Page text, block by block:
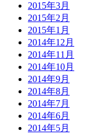
2015年3月
2015年2月
2015年1月
2014年12月
2014年11月
2014年10月
2014年9月
2014年8月
2014年7月
2014年6月
2014年5月